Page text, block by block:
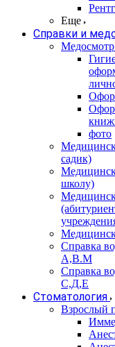
Еще
Справки и
Медосмотр
фото
садик)
школу)
Справка
А,В.М
Справка
С,Д,Е
Стоматология
Взрослый